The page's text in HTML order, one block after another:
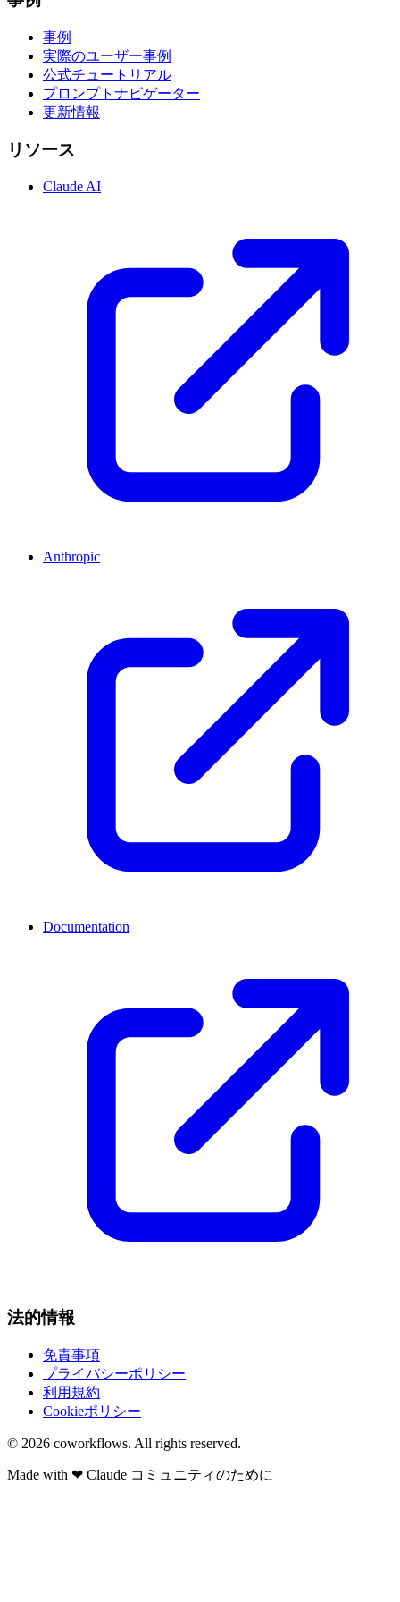
事例
実際のユーザー事例
公式チュートリアル
プロンプトナビゲーター
更新情報
リソース
Claude AI
Anthropic
Documentation
法的情報
免責事項
プライバシーポリシー
利用規約
Cookieポリシー
© 2026 coworkflows. All rights reserved.
Made with ❤ Claude コミュニティのために